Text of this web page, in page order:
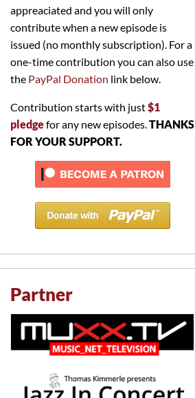
appreaciated and you will only
contribute when a new episode is
issued (no monthly subscription). For a
one-time contribution you can also use
the PayPal Donation link below.
Contribution starts with just$1
pledgefor any new episodes. THANKS
FOR YOUR SUPPORT.
Partner